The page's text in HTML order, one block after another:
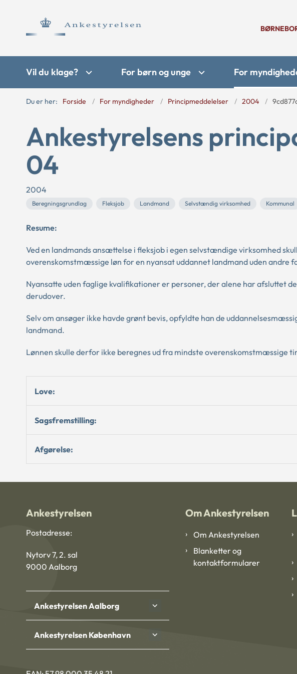
Vil du klage? For børn og unge For
Du er her: Forside For myndigheder Principmeddelelser 2004
Ankestyrelsens
04
2004
Beregningsgrundlag Fleksjob Landmand Selvstændig virksomhed Kommunal
Resume:
Ved en landmands ansættelse i fleksjob i egen selvstændige virksomhed
overenskomstmæssige løn for en nyansat uddannet landmand uden
Nyansatte uden faglige kvalifikationer er personer, der alene har afsluttet
derudover.
Selv om ansøger ikke havde grønt bevis, opfyldte han de
landmand.
Lønnen skulle derfor ikke beregnes ud fra mindste overenskomstmæssige
Love:
Sagsfremstilling:
Afgørelse:
Ankestyrelsen
Postadresse:
Nytorv 7, 2. sal
9000 Aalborg
Ankestyrelsen Aalborg
Ankestyrelsen København
Om Ankestyrelsen
Om Ankestyrelsen
Blanketter og
kontaktformularer